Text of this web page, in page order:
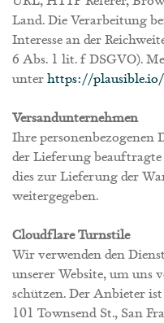
Land. Die Verarbeitung
Interesse an der
6 Abs. 1 lit. f DSGVO).
unterhttps://
Versandunternehmen
Ihre personenbezogenen
der Lieferung
dies zur Lieferung der
weitergegeben.
Cloudflare Turnstile
Wir verwenden den
unserer Website, um uns
schützen. Der Anbieter
101 Townsend St., San